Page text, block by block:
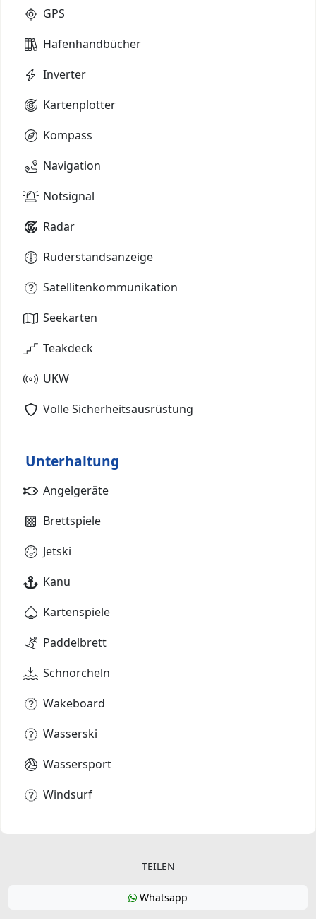
GPS
Hafenhandbücher
Inverter
Kartenplotter
Kompass
Navigation
Notsignal
Radar
Ruderstandsanzeige
Satellitenkommunikation
Seekarten
Teakdeck
UKW
Volle Sicherheitsausrüstung
Unterhaltung
Angelgeräte
Brettspiele
Jetski
Kanu
Kartenspiele
Paddelbrett
Schnorcheln
Wakeboard
Wasserski
Wassersport
Windsurf
TEILEN
Whatsapp